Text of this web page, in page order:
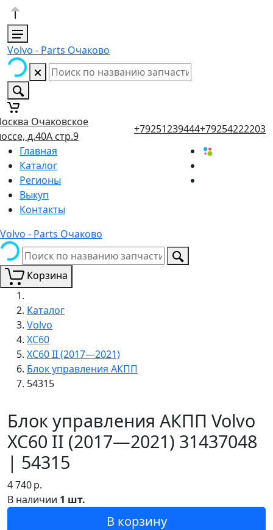
Volvo - Parts Очаково
Очаковское
д.40А стр.9
+79251239444+79254222203
Главная
Каталог
Регионы
Выкуп
Контакты
Volvo - Parts Очаково
Корзина
Каталог
Volvo
XC60
XC60 II (2017—2021)
Блок управления АКПП
54315
Блок управления АКПП Volvo
XC60 II (2017—2021) 31437048
| 54315
4 740р.
В наличии 1 шт.
В корзину